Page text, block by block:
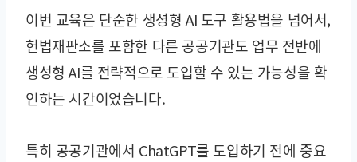
이번 교육은 단순한 생셩형 AI 도구 활용법을 넘어서,
헌법재판소를 포함한 다른 공공기관도 업무 전반에
생성형 AI를 전략적으로 도입할 수 있는 가능성을 확
인하는 시간이었습니다.
특히 공공기관에서 ChatGPT를 도입하기 전에 중요